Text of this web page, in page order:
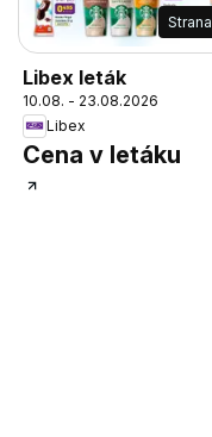
Strana
Libex leták
10.08. - 23.08.2026
Libex
Cena v letáku